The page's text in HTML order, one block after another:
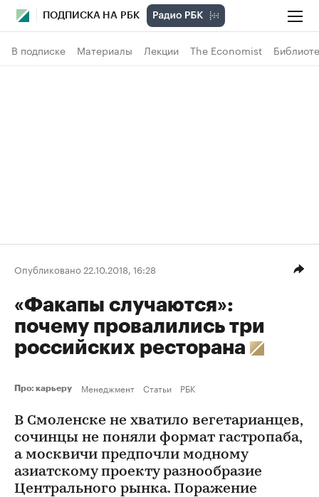
ПОДПИСКА НА РБК
В подписке Материалы Лекции The Economist
Опубликовано 22.10.2018, 16:28
«Факапы случаются»:
почему провалились три
российских ресторана
Про: карьеру Менеджмент Статьи РБК
В Смоленске не хватило вегетарианцев,
сочинцы не поняли формат гастропаба,
а москвичи предпочли модному
азиатскому проекту разнообразие
Центрального рынка. Поражение